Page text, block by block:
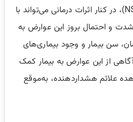
غیراستروئیدی (NSAIDs)، در کنار اثرات درمانی می‌تواند با
و احتمال بروز این عوارض به
سن بیمار و وجود بیماری‌های
از این عوارض به بیمار کمک
علائم هشداردهنده، به‌موقع